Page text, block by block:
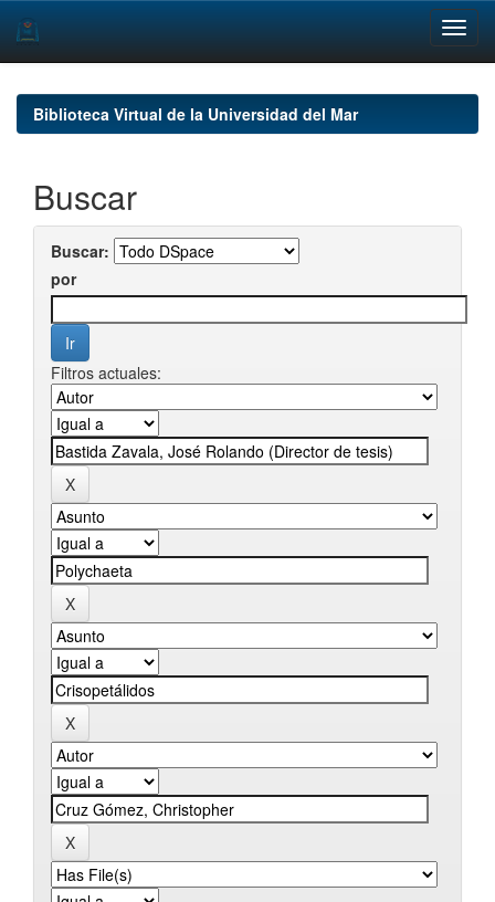
navigationBiblioteca Virtual de la Universidad del Mar
Buscar
Buscar:
por
Filtros actuales: